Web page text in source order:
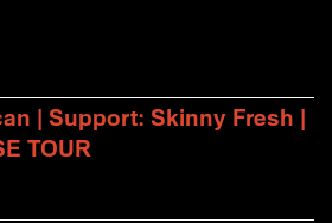
| Support: Skinny Fresh |
TOUR